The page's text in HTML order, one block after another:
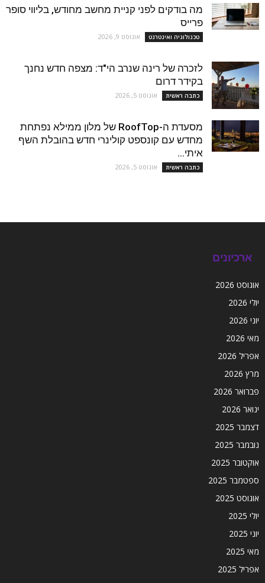
מה בודקים לפני קניית מחשב מחודש, בליווי סופר
פרייס
טכנולוגיה ואינטרנט אוגוסט 9, 2026
לזכרה של רינה שנרב הי"ד: מצפה חדש נחנך
בקידר דרום
כתבה ראשית אוגוסט 5, 2026
מסעדת ה-RoofTop של מלון ממילא נפתחת
מחדש עם קונספט קולינרי חדש בהובלת השף
איתי...
כתבה ראשית אוגוסט 5, 2026
ארכיונים
אוגוסט 2026
יולי 2026
יוני 2026
מאי 2026
אפריל 2026
מרץ 2026
פברואר 2026
ינואר 2026
דצמבר 2025
נובמבר 2025
אוקטובר 2025
ספטמבר 2025
אוגוסט 2025
יולי 2025
יוני 2025
מאי 2025
אפריל 2025